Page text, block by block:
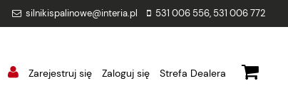
silnikispalinowe@interia.pl 531 006 556, 531 006 772
Zarejestruj się Zaloguj się Strefa Dealera